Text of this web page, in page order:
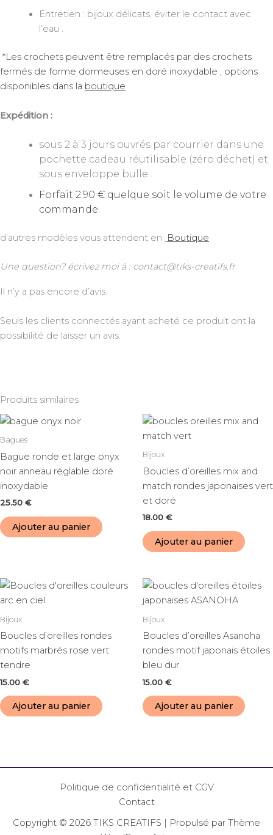
Entretien : bijoux délicats, éviter le contact avec
l’eau .
*Les crochets peuvent être remplacés par des crochets
fermés de forme dormeuses en doré inoxydable , options
disponibles dans la boutique
Expédition :
sous 2 à 3 jours ouvrés par courrier dans une
pochette cadeau réutilisable (zéro déchet) et
sous enveloppe bulle .
Forfait 2.90 € quelque soit le volume de votre
commande.
d’autres modèles vous attendent en Boutique
Une question? écrivez moi à : contact@tiks-creatifs.fr
Il n’y a pas encore d’avis.
Seuls les clients connectés ayant acheté ce produit ont la
possibilité de laisser un avis.
Produits similaires
Bagues
Bague ronde et large onyx
noir anneau réglable doré
inoxydable
25.50 €
Ajouter au panier
Bijoux
Boucles d’oreilles mix and
match rondes japonaises vert
et doré
18.00 €
Ajouter au panier
Bijoux
Boucles d’oreilles rondes
motifs marbrés rose vert
tendre
15.00 €
Ajouter au panier
Bijoux
Boucles d’oreilles Asanoha
rondes motif japonais étoiles
bleu dur
15.00 €
Ajouter au panier
Politique de confidentialité et CGV
Contact
Copyright © 2026 TIKS CREATIFS | Propulsé par Thème